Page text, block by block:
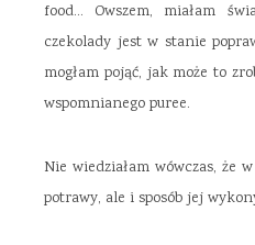
food… Owszem, miałam
czekolady jest w stanie
mogłam pojąć, jak może to
wspomnianego puree.
Nie wiedziałam wówczas, że
potrawy, ale i sposób jej